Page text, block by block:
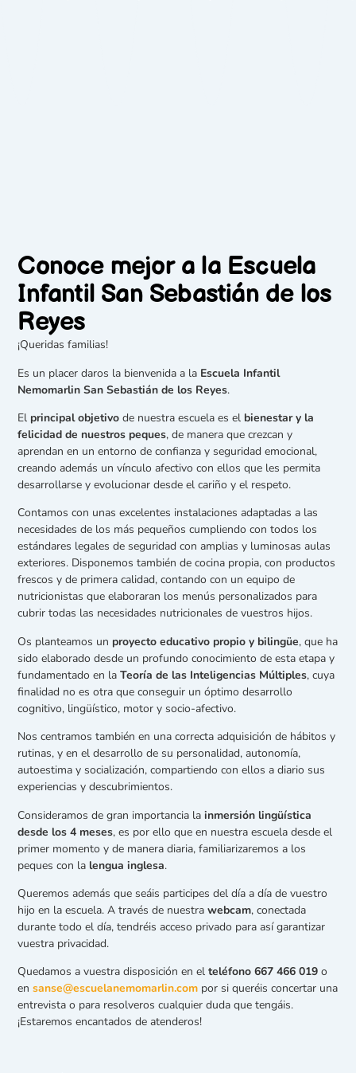
Conoce mejor a la Escuela
Infantil San Sebastián de los
Reyes
¡Queridas familias!
Es un placer daros la bienvenida a la Escuela Infantil
Nemomarlin San Sebastián de los Reyes.
El principal objetivo de nuestra escuela es el bienestar y la
felicidad de nuestros peques, de manera que crezcan y
aprendan en un entorno de confianza y seguridad emocional,
creando además un vínculo afectivo con ellos que les permita
desarrollarse y evolucionar desde el cariño y el respeto.
Contamos con unas excelentes instalaciones adaptadas a las
necesidades de los más pequeños cumpliendo con todos los
estándares legales de seguridad con amplias y luminosas aulas
exteriores. Disponemos también de cocina propia, con productos
frescos y de primera calidad, contando con un equipo de
nutricionistas que elaboraran los menús personalizados para
cubrir todas las necesidades nutricionales de vuestros hijos.
Os planteamos un proyecto educativo propio y bilingüe, que ha
sido elaborado desde un profundo conocimiento de esta etapa y
fundamentado en laTeoría de las Inteligencias Múltiples, cuya
finalidad no es otra que conseguir un óptimo desarrollo
cognitivo, lingüístico, motor y socio-afectivo.
Nos centramos también en una correcta adquisición de hábitos y
rutinas, y en el desarrollo de su personalidad, autonomía,
autoestima y socialización, compartiendo con ellos a diario sus
experiencias y descubrimientos.
Consideramos de gran importancia lainmersión lingüística
desde los 4 meses, es por ello que en nuestra escuela desde el
primer momento y de manera diaria, familiarizaremos a los
peques con la lengua inglesa.
Queremos además que seáis participes del día a día de vuestro
hijo en la escuela. A través de nuestrawebcam, conectada
durante todo el día, tendréis acceso privado para así garantizar
vuestra privacidad.
Quedamos a vuestra disposición en elteléfono 667 466 019 o
ensanse@escuelanemomarlin.com por si queréis concertar una
entrevista o para resolveros cualquier duda que tengáis.
¡Estaremos encantados de atenderos!